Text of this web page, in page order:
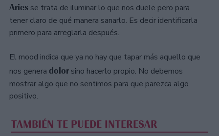
Aries se trata de iluminar lo que nos duele pero para
tener claro de qué manera sanarlo. Es decir identificarla
primero para arreglarla después.
El mood indica que ya no hay que tapar más aquello que
nos genera dolor sino hacerlo propio. No debemos
mostrar algo que no sentimos para que parezca algo
positivo.
TAMBIÉN TE PUEDE INTERESAR